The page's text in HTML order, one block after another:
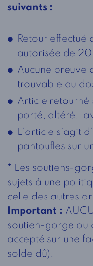
suivants :
Retour effectué
autorisée de 20
Aucune preuve
trouvable au
Article retourné
porté, altéré,
L’article s’agit
pantoufles sur
* Les soutiens-
sujets à une
celle des autres
Important :
soutien-gorge ou
accepté sur une
solde dû).